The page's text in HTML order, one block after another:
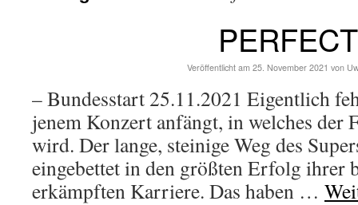
PERFECT
Veröffentlicht am 25. November 2021 von
– Bundesstart 25.11.2021 Eigentlich
jenem Konzert anfängt, in welches der
wird. Der lange, steinige Weg des
eingebettet in den größten Erfolg ihrer
erkämpften Karriere. Das haben …